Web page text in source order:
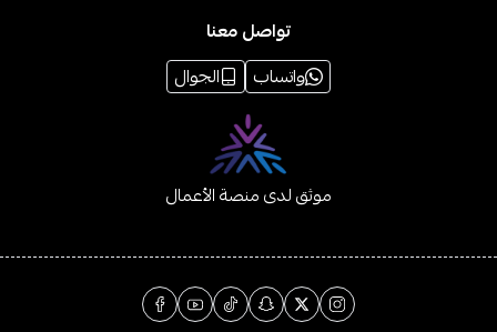
تواصل معنا
واتساب
الجوال
موثق لدى منصة الأعمال